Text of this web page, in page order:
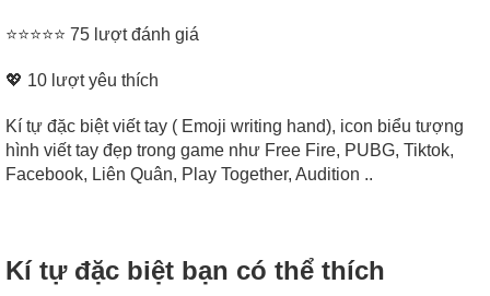
⭐⭐⭐⭐⭐ 75 lượt đánh giá
💖 10 lượt yêu thích
Kí tự đặc biệt viết tay ( Emoji writing hand), icon biểu tượng
hình viết tay đẹp trong game như Free Fire, PUBG, Tiktok,
Facebook, Liên Quân, Play Together, Audition ..
Kí tự đặc biệt bạn có thể thích